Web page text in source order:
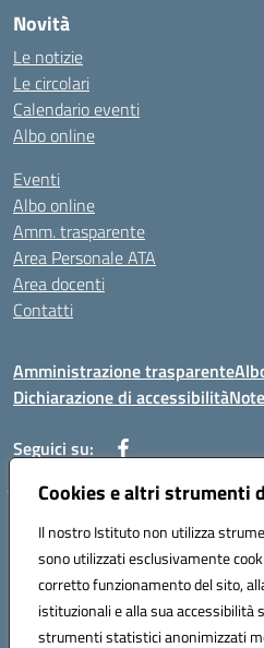
Cookies e altri strumenti
Il nostro Istituto non utilizza
sono utilizzati esclusivamente
corretto funzionamento del sito,
istituzionali e alla sua accessibilità
strumenti statistici anonimizzati
Novità
Le notizie
Le circolari
Calendario eventi
Albo online
Eventi
Albo online
Amm. trasparente
Area Personale ATA
Area docenti
Contatti
Amministrazione trasparente
Dichiarazione di accessibilità
Seguici su:
Indirizzo: VIA BRECCIAME, 46 - 81024
Mail: CEIC8AU001@istruzione.it -
Telefono: 0823408721
Meccanografico: CEIC8AU001
Codice fiscale: 93086080616